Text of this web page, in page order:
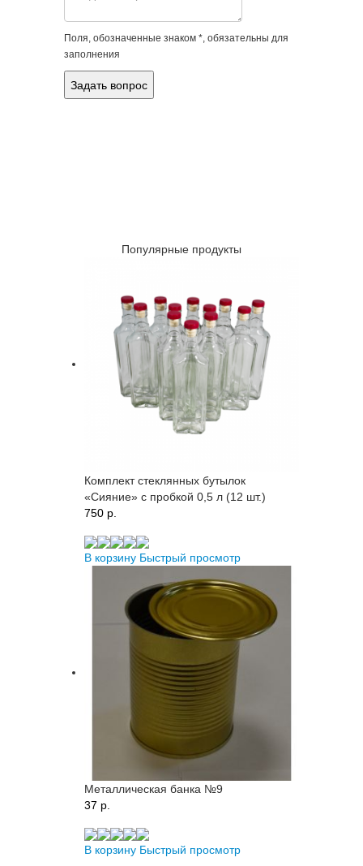
Поля, обозначенные знаком *, обязательны для
заполнения
Популярные продукты
Комплект стеклянных бутылок
«Сияние» с пробкой 0,5 л (12 шт.)
750 p.
В корзину Быстрый просмотр
Металлическая банка №9
37 p.
В корзину Быстрый просмотр